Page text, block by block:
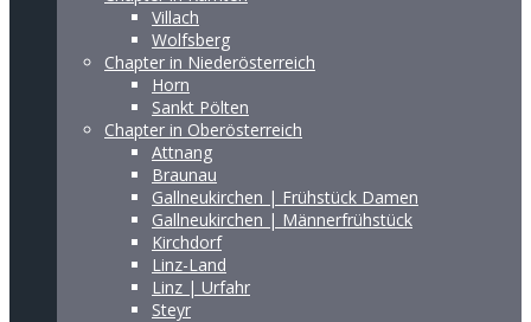
Villach
Wolfsberg
Chapter in Niederösterreich
Horn
Sankt Pölten
Chapter in Oberösterreich
Attnang
Braunau
Gallneukirchen | Frühstück Damen
Gallneukirchen | Männerfrühstück
Kirchdorf
Linz-Land
Linz | Urfahr
Steyr